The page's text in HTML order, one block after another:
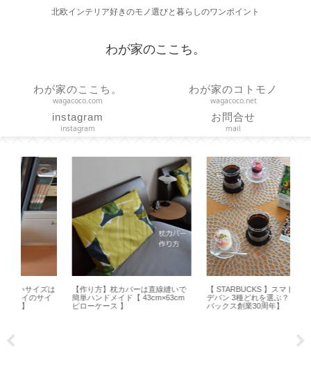
北欧インテリア好きのモノ選びと暮らしのワンポイント
わが家のここち。
わが家のここち。
wagacoco.com
わが家のコトモノ
wagacoco.net
instagram
instagram
お問合せ
mail
【作り方】枕カバーは直線縫いで
簡単ハンドメイド【 43cm×63cm
ピローケース 】
【 STARBUCKS 】スマトラ マサ
デパン 3種どれを選ぶ？【スター
バックス創業30周年】